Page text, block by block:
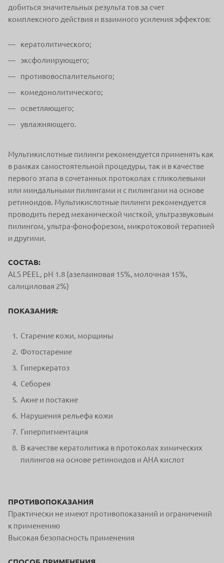
добиться значительных результа тов за счет
комплексного действия и взаимного усиления эффектов:
кератолитического;
эксфолиирующего;
противовоспалительного;
комедонолитического;
осветляющего;
увлажняющего.
Мультикислотные пилинги рекомендуется применять как
в рамках самостоятельной процедуры, так и в качестве
первого этапа в сочетанных протоколах с гликолевыми
или миндальными пилингами и с пилингами на основе
ретиноидов. Мультикислотные пилинги рекомендуется
проводить перед механической чисткой, ультразвуковым
пилингом, ультра-фонофорезом, микротоковой терапией
и другими.
СОСТАВ:
ALS PEEL, рН 1.8 (азелаиновая 15%, молочная 15%,
салициловая 2%)
ПОКАЗАНИЯ:
Старение кожи, морщины
Фотостарение
Гиперкератоз
Себорея
Акне и постакне
Нарушения рельефа кожи
Гиперпигментация
В качестве кератолитика в протоколах химических
пилингов на основе ретиноидов и АНА кислот
ПРОТИВОПОКАЗАНИЯ
Практически не имеют противопоказаний и ограничений
к применению
Высокая безопасность применения